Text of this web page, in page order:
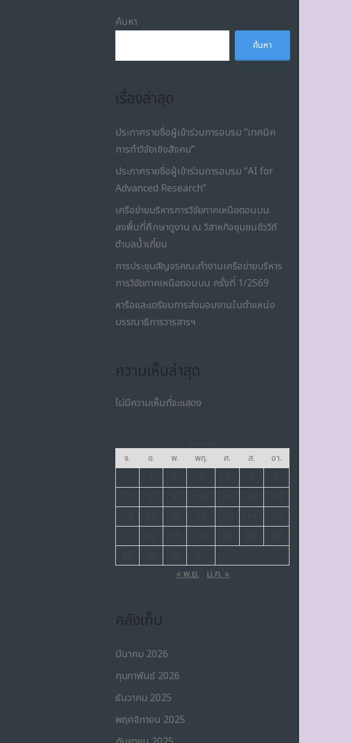
ค้นหา
ค้นหา
เรื่องล่าสุด
ประกาศรายชื่อผู้เข้าร่วมการอบรม “เทคนิค
การทำวิจัยเชิงสังคม”
ประกาศรายชื่อผู้เข้าร่วมการอบรม “AI for
Advanced Research”
เครือข่ายบริหารการวิจัยภาคเหนือตอนบน
ลงพื้นที่ศึกษาดูงาน ณ วิสาหกิจชุมชนชีววิถี
ตำบลน้ำเกี๋ยน
การประชุมสัญจรคณะทำงานเครือข่ายบริหาร
การวิจัยภาคเหนือตอนบน ครั้งที่ 1/2569
หารือและเตรียมการส่งมอบงานในตำแหน่ง
บรรณาธิการวารสารฯ
ความเห็นล่าสุด
ไม่มีความเห็นที่จะแสดง
จ. อ. พ. พฤ. ศ. ส.
อา.
« พ.ย. ม.ค. »
คลังเก็บ
มีนาคม 2026
กุมภาพันธ์ 2026
ธันวาคม 2025
พฤศจิกายน 2025